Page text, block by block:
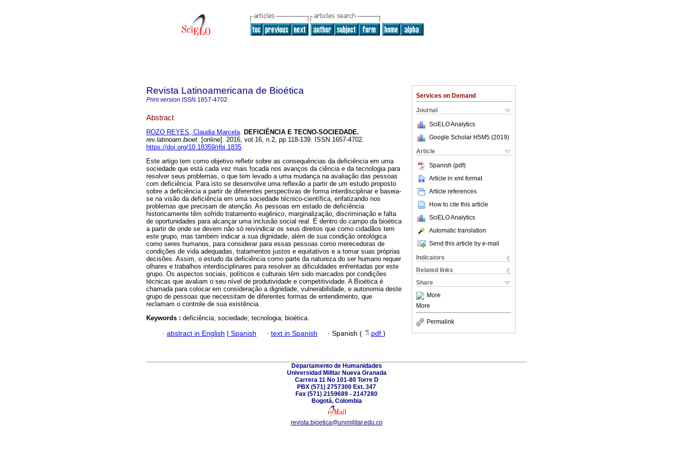
Services on Demand
Journal
SciELO Analytics
Google Scholar H5M5 (2019)
Article
Spanish (pdf)
Article in xml format
Article references
How to cite this article
SciELO Analytics
Automatic translation
Send this article by e-mail
Indicators
Related links
Share
More
More
Permalink
Revista Latinoamericana de Bioética
Print version ISSN 1657-4702
Abstract
ROZO REYES, Claudia Marcela. DEFICIÊNCIA E TECNO-SOCIEDADE.
rev.latinoam.bioet. [online]. 2016, vol.16, n.2, pp.118-139. ISSN 1657-4702.
https://doi.org/10.18359/rlbi.1835.
Este artigo tem como objetivo refletir sobre as consequências da deficiência em uma
sociedade que está cada vez mais focada nos avanços da ciência e da tecnologia para
resolver seus problemas, o que tem levado a uma mudança na avaliação das pessoas
com deficiência. Para isto se desenvolve uma reflexão a partir de um estudo proposto
sobre a deficiência a partir de diferentes perspectivas de forma interdisciplinar e baseia-
se na visão da deficiência em uma sociedade técnico-científica, enfatizando nos
problemas que precisam de atenção. As pessoas em estado de deficiência
historicamente têm sofrido tratamento eugênico, marginalização, discriminação e falta
de oportunidades para alcançar uma inclusão social real. É dentro do campo da bioética
a partir de onde se devem não só reivindicar os seus direitos que como cidadãos tem
este grupo, mas também indicar a sua dignidade, além de sua condição ontológica
como seres humanos, para considerar para essas pessoas como merecedoras de
condições de vida adequadas, tratamentos justos e equitativos e a tomar suas próprias
decisões. Assim, o estudo da deficiência como parte da natureza do ser humano requer
olhares e trabalhos interdisciplinares para resolver as dificuldades enfrentadas por este
grupo. Os aspectos sociais, políticos e culturais têm sido marcados por condições
técnicas que avaliam o seu nível de produtividade e competitividade. A Bioética é
chamada para colocar em consideração a dignidade, vulnerabilidade, e autonomia deste
grupo de pessoas que necessitam de diferentes formas de entendimento, que
reclamam o controle de sua existência.
Keywords : deficiência; sociedade; tecnologia; bioética.
· abstract in English | Spanish · text in Spanish · Spanish ( pdf )
Departamento de Humanidades
Universidad Militar Nueva Granada
Carrera 11 No 101-80 Torre D
PBX (571) 2757300 Ext. 347
Fax (571) 2159689 - 2147280
Bogotá, Colombia
revista.bioetica@unimilitar.edu.co